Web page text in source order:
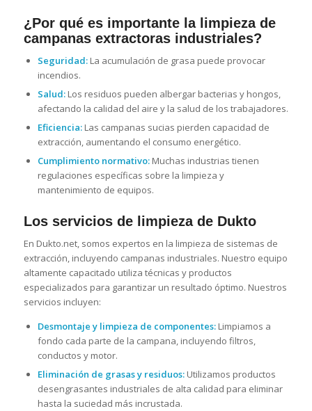
¿Por qué es importante la limpieza de
campanas extractoras industriales?
Seguridad:La acumulación de grasa puede provocar
incendios.
Salud:Los residuos pueden albergar bacterias y hongos,
afectando la calidad del aire y la salud de los trabajadores.
Eficiencia:Las campanas sucias pierden capacidad de
extracción, aumentando el consumo energético.
Cumplimiento normativo:Muchas industrias tienen
regulaciones específicas sobre la limpieza y
mantenimiento de equipos.
Los servicios de limpieza de Dukto
En Dukto.net, somos expertos en la limpieza de sistemas de
extracción, incluyendo campanas industriales. Nuestro equipo
altamente capacitado utiliza técnicas y productos
especializados para garantizar un resultado óptimo. Nuestros
servicios incluyen:
Desmontaje y limpieza de componentes:Limpiamos a
fondo cada parte de la campana, incluyendo filtros,
conductos y motor.
Eliminación de grasas y residuos:Utilizamos productos
desengrasantes industriales de alta calidad para eliminar
hasta la suciedad más incrustada.